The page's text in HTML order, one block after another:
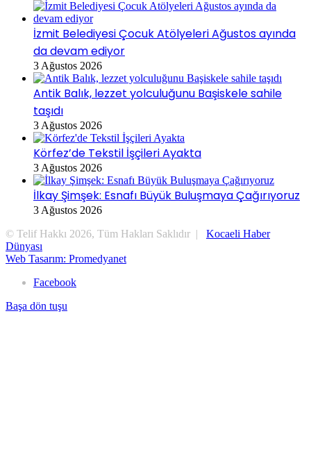
İzmit Belediyesi Çocuk Atölyeleri Ağustos ayında
da devam ediyor
3 Ağustos 2026
Antik Balık, lezzet yolculuğunu Başiskele sahile
taşıdı
3 Ağustos 2026
Körfez’de Tekstil İşçileri Ayakta
3 Ağustos 2026
İlkay Şimşek: Esnafı Büyük Buluşmaya Çağırıyoruz
3 Ağustos 2026
© Telif Hakkı 2026, Tüm Hakları Saklıdır | Kocaeli Haber
Dünyası
Web Tasarım: Promedyanet
Facebook
Başa dön tuşu